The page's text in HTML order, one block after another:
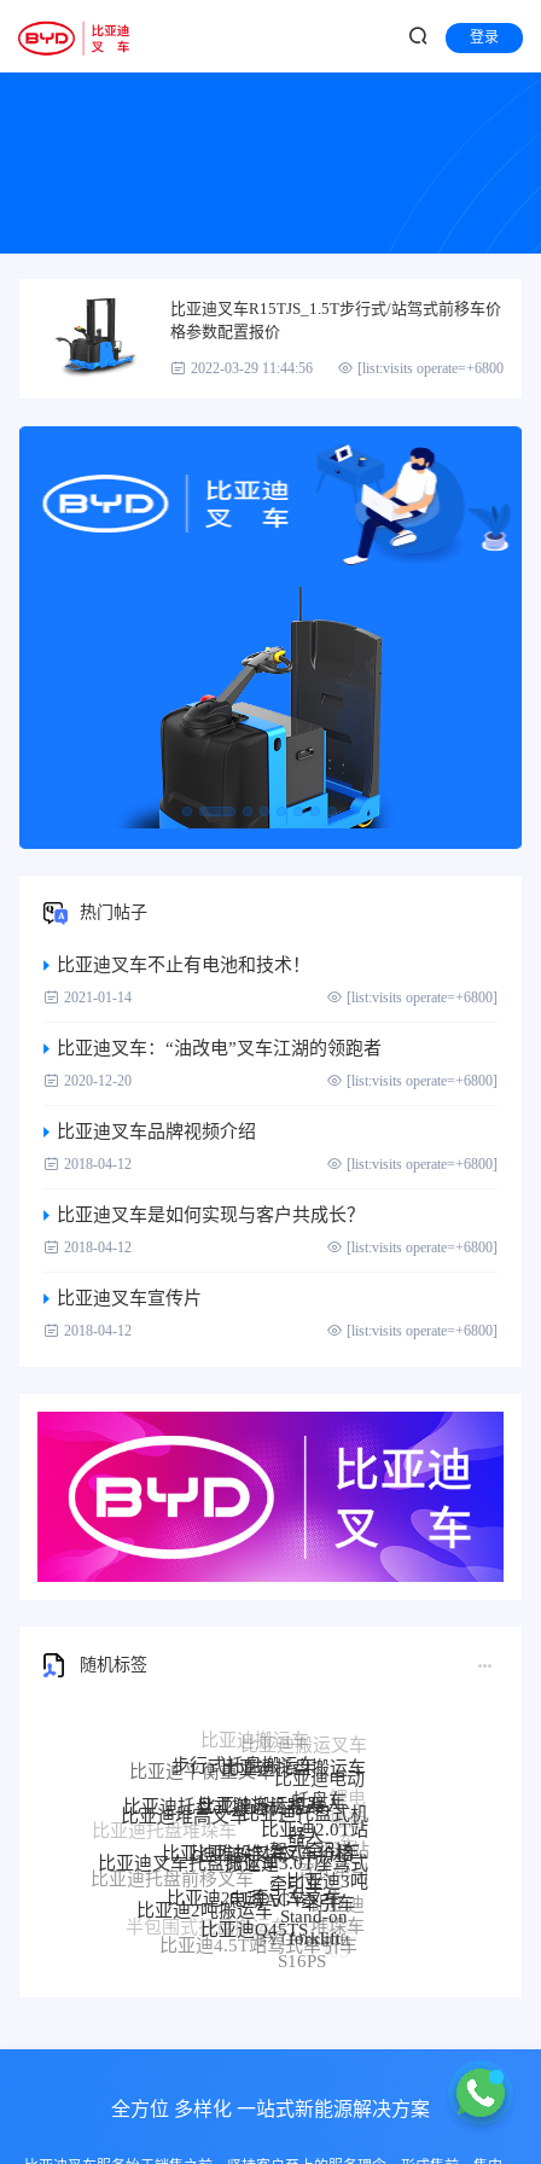
登录
比亚迪叉车R15TJS_1.5T步行式/站驾式前移车价
格参数配置报价
2022-03-29 11:44:56 [list:visits operate=+6800]
热门帖子
比亚迪叉车不止有电池和技术！
2021-01-14 [list:visits operate=+6800]
比亚迪叉车：“油改电”叉车江湖的领跑者
2020-12-20 [list:visits operate=+6800]
比亚迪叉车品牌视频介绍
2018-04-12 [list:visits operate=+6800]
比亚迪叉车是如何实现与客户共成长？
2018-04-12 [list:visits operate=+6800]
比亚迪叉车宣传片
2018-04-12 [list:visits operate=+6800]
随机标签
比亚迪平衡重叉车
步行式托盘搬运车
比亚迪托盘搬运车
比亚迪电动
托盘车锂电
搬运
车
比亚迪托盘堆垛车
比亚迪堆高叉车
比亚迪托盘式搬运机器人
比亚迪搬运机器人
比亚迪托盘式机
器人
比亚迪2.0T站
驾式牵引车
比亚迪站
驾式牵引
车
比亚迪托盘前移叉车
比亚迪叉车托盘搬运车
比亚迪堆垛叉车
比亚迪堆垛叉车价格
比亚迪3.0T座驾式
牵引车
比亚迪3吨
牵引车
比亚迪
堆垛车
比亚迪
P30S
比亚迪仓储叉车
半包围式托盘搬运车
比亚迪2吨搬运车
比亚迪25T牵引车
电动AGV叉车
Stand-on
forklift
BYD forklift
S16PS
比亚迪4.5T站驾式牵引车
比亚迪Q45TS
全方位 多样化 一站式新能源解决方案